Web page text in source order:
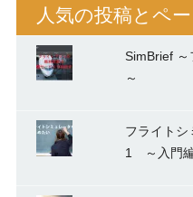
人気の投稿とペ
SimBrief ～
～
フライト
1 ～入門